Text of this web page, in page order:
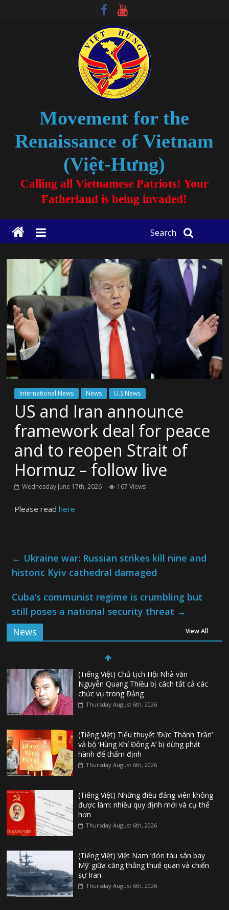
Movement for the
Renaissance of Vietnam
(Việt-Hưng)
Calling all Vietnamese Patriots! Your
Fatherland is being invaded!
Search
International News News U.S News
US and Iran announce
framework deal for peace
and to reopen Strait of
Hormuz – follow live
Wednesday June 17th, 2026 167 Views
Please readhere
← Ukraine war: Russian strikes kill nine and
historic Kyiv cathedral damaged
Cuba’s communist regime is crumbling but
still poses a national security threat →
News
View All
(Tiếng Việt) Chủ tịch Hội Nhà văn
Nguyễn Quang Thiều bị cách tất cả các
chức vụ trong Đảng
Thursday August 6th, 2026
(Tiếng Việt) Tiểu thuyết ‘Đức Thánh Trần’
và bộ ‘Hùng Khí Đông A’ bị dừng phát
hành để thẩm định
Thursday August 6th, 2026
(Tiếng Việt) Những điều đảng viên không
được làm: nhiều quy định mới và cụ thể
hơn
Thursday August 6th, 2026
(Tiếng Việt) Việt Nam ‘đón tàu sân bay
Mỹ’ giữa căng thẳng thuế quan và chiến
sự Iran
Thursday August 6th, 2026